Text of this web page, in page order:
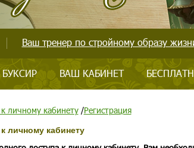
Ваш тренер по стройному образу
БУКСИР ВАШ КАБИНЕТ
личному кабинету/Регистрация
личному кабинету